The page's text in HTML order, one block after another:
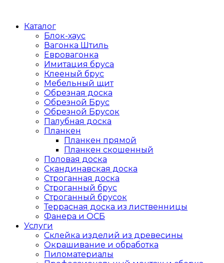
Каталог
Блок-хаус
Вагонка Штиль
Евровагонка
Имитация бруса
Клееный брус
Мебельный щит
Обрезная доска
Обрезной Брус
Обрезной Брусок
Палубная доска
Планкен
Планкен прямой
Планкен скошенный
Половая доска
Скандинавская доска
Строганная доска
Строганный брус
Строганный брусок
Террасная доска из лиственницы
Фанера и ОСБ
Услуги
Склейка изделий из древесины
Окрашивание и обработка
Пиломатериалы